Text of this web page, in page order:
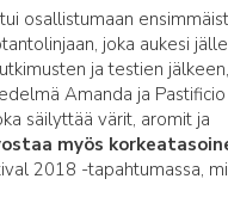
osallistumaan
joka aukesi
ja testien jälkeen,
Amanda ja Pastificio
säilyttää värit, aromit ja
myös
2018 -tapahtumassa,